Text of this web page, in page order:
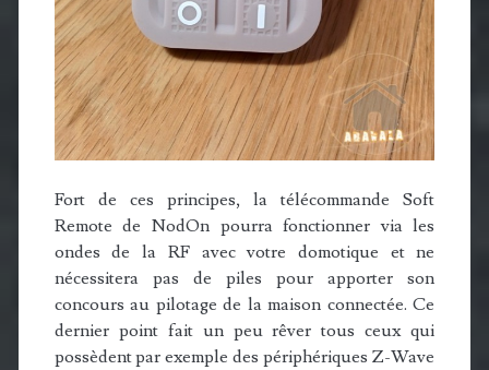
Fort de ces principes, la télécommande Soft
Remote de NodOn pourra fonctionner via les
ondes de la RF avec votre domotique et ne
nécessitera pas de piles pour apporter son
concours au pilotage de la maison connectée. Ce
dernier point fait un peu rêver tous ceux qui
possèdent par exemple des périphériques Z-Wave